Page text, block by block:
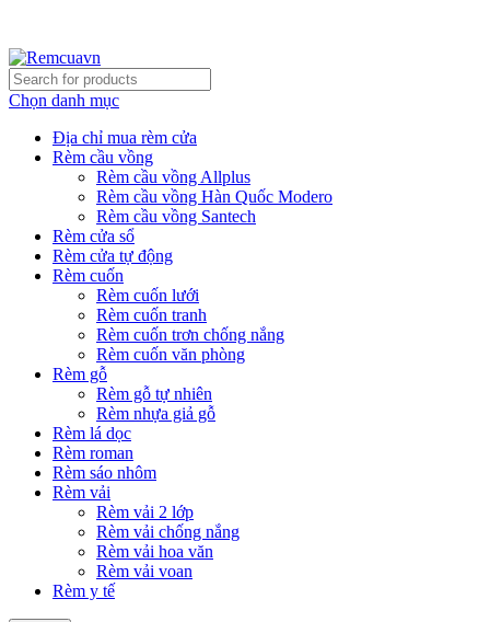
Chọn danh mục
Địa chỉ mua rèm cửa
Rèm cầu vồng
Rèm cầu vồng Allplus
Rèm cầu vồng Hàn Quốc Modero
Rèm cầu vồng Santech
Rèm cửa sổ
Rèm cửa tự động
Rèm cuốn
Rèm cuốn lưới
Rèm cuốn tranh
Rèm cuốn trơn chống nắng
Rèm cuốn văn phòng
Rèm gỗ
Rèm gỗ tự nhiên
Rèm nhựa giả gỗ
Rèm lá dọc
Rèm roman
Rèm sáo nhôm
Rèm vải
Rèm vải 2 lớp
Rèm vải chống nắng
Rèm vải hoa văn
Rèm vải voan
Rèm y tế